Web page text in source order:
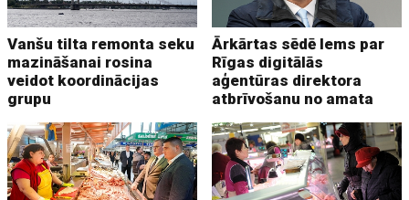
Vanšu tilta remonta seku
mazināšanai rosina
veidot koordinācijas
grupu
Ārkārtas sēdē lems par
Rīgas digitālās
aģentūras direktora
atbrīvošanu no amata